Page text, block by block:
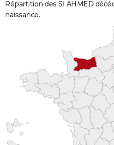
Répartition des SI AHMED
naissance.